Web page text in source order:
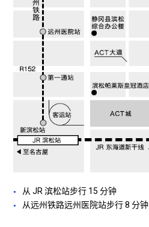
从 JR 滨松站步行 15 分钟
从远州铁路远州医院站步行 8 分钟